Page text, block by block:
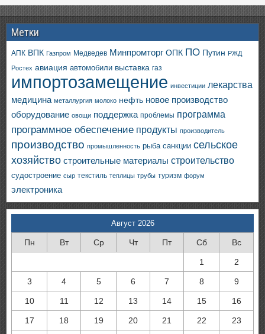
Метки
АПК ВПК Газпром Медведев Минпромторг ОПК ПО Путин РЖД
Ростех авиация автомобили выставка газ
импортозамещение инвестиции лекарства
медицина металлургия молоко нефть новое производство
оборудование овощи поддержка проблемы программа
программное обеспечение продукты производитель
производство промышленность рыба санкции сельское
хозяйство строительные материалы строительство
судостроение сыр текстиль теплицы трубы туризм форум
электроника
Август 2026
Пн Вт Ср Чт Пт Сб Вс
1 2
3 4 5 6 7 8 9
10 11 12 13 14 15 16
17 18 19 20 21 22 23